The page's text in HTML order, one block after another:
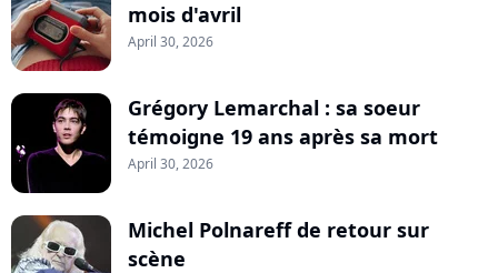
mois d'avril
April 30, 2026
Grégory Lemarchal : sa soeur
témoigne 19 ans après sa mort
April 30, 2026
Michel Polnareff de retour sur
scène